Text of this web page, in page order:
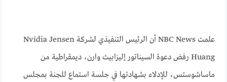
علمت NBC News أن الرئيس التنفيذي لشركة Nvidia Jensen
Huang رفض دعوة السيناتور إليزابيث وارن، ديمقراطية من
ماساشوستس، للإدلاء بشهادتها في جلسة استماع للجنة بمجلس